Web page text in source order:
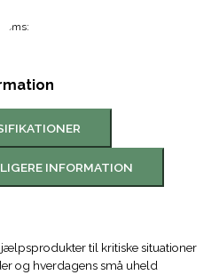
INFORMATION
til kritiske situationer
og hverdagens små uheld